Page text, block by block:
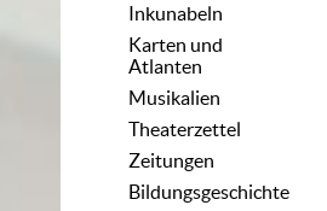
Inkunabeln
Karten und
Atlanten
Musikalien
Theaterzettel
Zeitungen
Bildungsgeschichte